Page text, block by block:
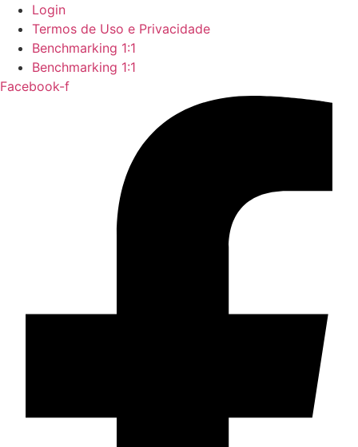
Login
Termos de Uso e Privacidade
Benchmarking 1:1
Benchmarking 1:1
Facebook-f